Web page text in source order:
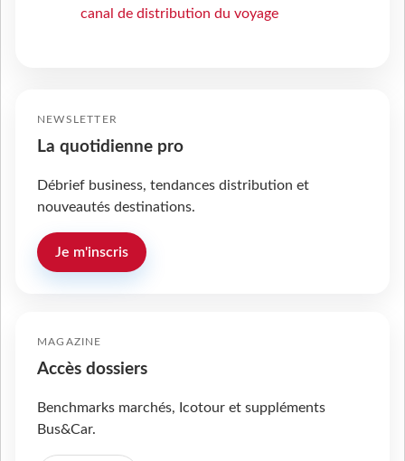
canal de distribution du voyage
NEWSLETTER
La quotidienne pro
Débrief business, tendances distribution et
nouveautés destinations.
Je m'inscris
MAGAZINE
Accès dossiers
Benchmarks marchés, Icotour et suppléments
Bus&Car.